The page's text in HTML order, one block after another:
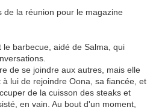
de la réunion pour le magazine
barbecue, aidé de Salma, qui
de se joindre aux autres, mais elle
lui de rejoindre Oona, sa fiancée, et
de la cuisson des steaks et
en vain. Au bout d'un moment,